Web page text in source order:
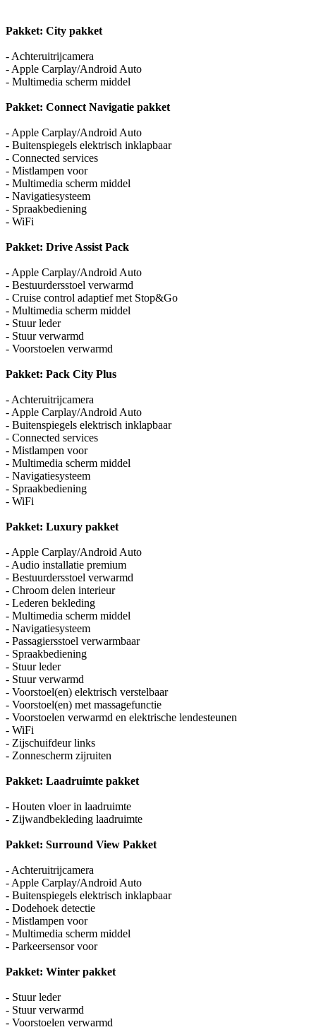
Pakket: City pakket
- Achteruitrijcamera
- Apple Carplay/Android Auto
- Multimedia scherm middel
Pakket: Connect Navigatie pakket
- Apple Carplay/Android Auto
- Buitenspiegels elektrisch inklapbaar
- Connected services
- Mistlampen voor
- Multimedia scherm middel
- Navigatiesysteem
- Spraakbediening
- WiFi
Pakket: Drive Assist Pack
- Apple Carplay/Android Auto
- Bestuurdersstoel verwarmd
- Cruise control adaptief met Stop&Go
- Multimedia scherm middel
- Stuur leder
- Stuur verwarmd
- Voorstoelen verwarmd
Pakket: Pack City Plus
- Achteruitrijcamera
- Apple Carplay/Android Auto
- Buitenspiegels elektrisch inklapbaar
- Connected services
- Mistlampen voor
- Multimedia scherm middel
- Navigatiesysteem
- Spraakbediening
- WiFi
Pakket: Luxury pakket
- Apple Carplay/Android Auto
- Audio installatie premium
- Bestuurdersstoel verwarmd
- Chroom delen interieur
- Lederen bekleding
- Multimedia scherm middel
- Navigatiesysteem
- Passagiersstoel verwarmbaar
- Spraakbediening
- Stuur leder
- Stuur verwarmd
- Voorstoel(en) elektrisch verstelbaar
- Voorstoel(en) met massagefunctie
- Voorstoelen verwarmd en elektrische lendesteunen
- WiFi
- Zijschuifdeur links
- Zonnescherm zijruiten
Pakket: Laadruimte pakket
- Houten vloer in laadruimte
- Zijwandbekleding laadruimte
Pakket: Surround View Pakket
- Achteruitrijcamera
- Apple Carplay/Android Auto
- Buitenspiegels elektrisch inklapbaar
- Dodehoek detectie
- Mistlampen voor
- Multimedia scherm middel
- Parkeersensor voor
Pakket: Winter pakket
- Stuur leder
- Stuur verwarmd
- Voorstoelen verwarmd